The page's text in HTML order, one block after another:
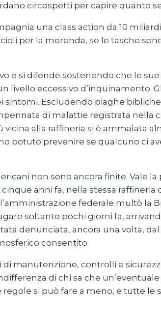
circospetti per capire quanto
una class action da 10
per la merenda, se le tasche
e si difende sostenendo che le
livello eccessivo d’inquinamento.
sintomi. Escludendo piaghe
di malattie registrata nella
alla raffineria si è ammalata
potuto prevenire se qualcuno ci
non sono ancora finite. Vale
anni fa, nella stessa raffineria
federale multò la
soltanto pochi giorni fa,
denunciata, ancora una volta,
consentito.
manutenzione, controlli e
di chi sa che
regole si può fare a meno, e tutte